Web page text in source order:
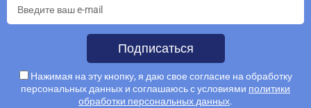
Подписаться
Нажимая на эту кнопку, я даю свое согласие на обработку
персональных данных и соглашаюсь с условиями политики
обработки персональных данных.